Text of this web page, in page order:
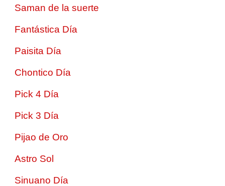
Saman de la suerte
Fantástica Día
Paisita Día
Chontico Día
Pick 4 Día
Pick 3 Día
Pijao de Oro
Astro Sol
Sinuano Día